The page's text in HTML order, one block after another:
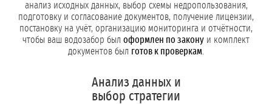
анализ исходных данных, выбор схемы недропользования,
подготовку и согласование документов, получение лицензии,
постановку на учёт, организацию мониторинга и отчётности,
чтобы ваш водозабор был оформлен по закону и комплект
документов был готов к проверкам
Анализ данных и
выбор стратегии